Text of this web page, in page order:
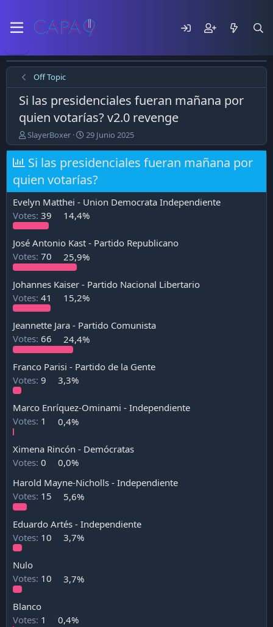
Off Topic
Si las presidenciales fueran mañana por
quien votarías? v2.0 revenge
E
m
p
e
z
e
t
e
m
a
SlayerBoxer
F
e
c
h
a
e
p
u
l
i
c
i
29 Junio 2025
Si las presidenciales fueran mañana por
quien votarías?
Evelyn Matthei - Union Democrata Independiente
Votes: 39 14,4%
José Antonio Kast - Partido Republicano
Votes: 70 25,9%
Johannes Kaiser - Partido Nacional Libertario
Votes: 41 15,2%
Jeannette Jara - Partido Comunista
Votes: 66 24,4%
Franco Parisi - Partido de la Gente
Votes: 9 3,3%
Marco Enríquez-Ominami - Independiente
Votes: 1 0,4%
Ximena Rincón - Demócratas
Votes: 0
0,0%
Harold Mayne-Nicholls - Independiente
Votes: 15 5,6%
Eduardo Artés - Independiente
Votes: 10 3,7%
Nulo
Votes: 10 3,7%
Blanco
Votes: 1 0,4%